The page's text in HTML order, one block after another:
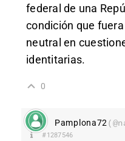
federal de una
condición que
neutral en
identitarias.
0
Pamplona72
#1287546